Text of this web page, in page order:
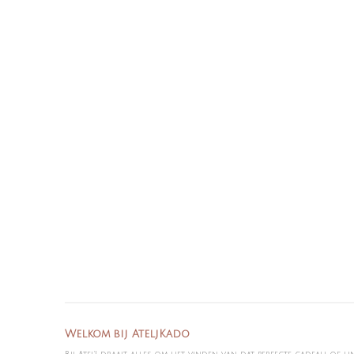
Welkom bij AteljKado